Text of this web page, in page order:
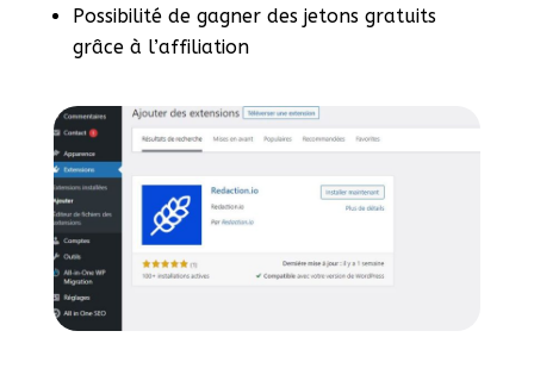
Possibilité de gagner des jetons gratuits
grâce à l’affiliation